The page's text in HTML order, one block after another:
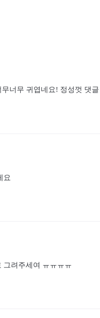
무너무 귀엽네요! 정성껏 댓
요
그려주세여 ㅠㅠㅠㅠ